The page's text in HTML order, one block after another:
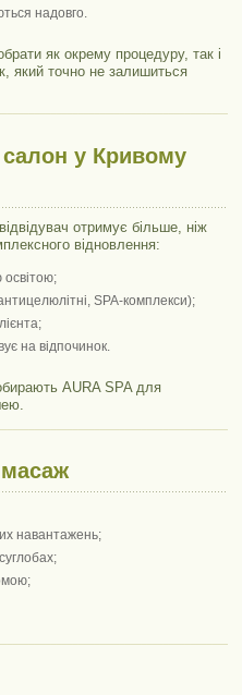
надовго.
як окрему процедуру, так і
який точно не залишиться
салон у Кривому
отримує більше, ніж
відновлення:
SPA-комплекси);
на відпочинок.
AURA SPA для
навантажень;